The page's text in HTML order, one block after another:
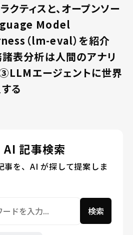
クティスと、オープンソー
Model
（lm-eval）を紹介
表分析は人間のアナリ
エージェントに世界
る
AI 記事検索
事を、AI が探して提案しま
検索